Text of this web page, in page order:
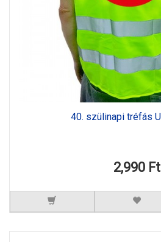
40. szülinapi tréfás
2,990 Ft